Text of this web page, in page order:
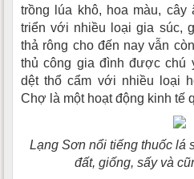
trồng lúa khô, hoa màu, cây
triển với nhiều loại gia súc,
thả rông cho đến nay vẫn
thủ công gia đình được chú
dệt thổ cẩm với nhiều loại
Chợ là một hoạt động kinh tế
Lạng Sơn nổi tiếng thuốc lá
đất, giống, sấy và